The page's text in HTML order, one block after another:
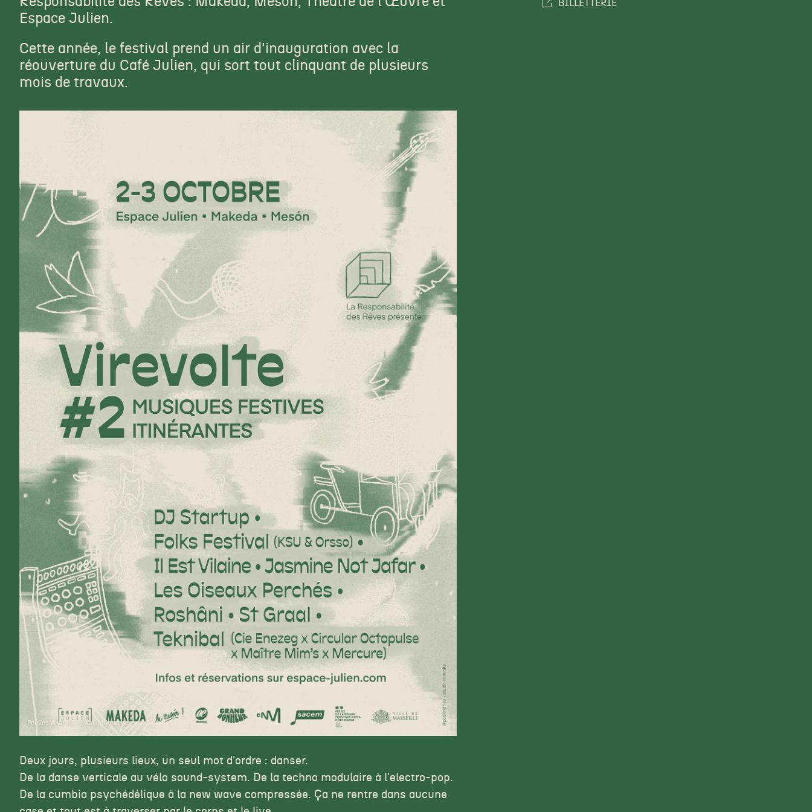
Espace Julien.
Cette année, le festival prend un air d'inauguration avec la
réouverture du Café Julien, qui sort tout clinquant de plusieurs
mois de travaux.
Pauline Andrieu - Studio Virevolte
Deux jours, plusieurs lieux, un seul mot d'ordre : danser.
De la danse verticale au vélo sound-system. De la techno modulaire à l'electro-pop.
De la cumbia psychédélique à la new wave compressée. Ça ne rentre dans aucune
BILLETTERIE